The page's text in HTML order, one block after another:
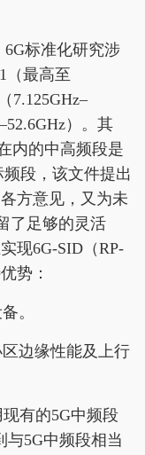
6G标准化研究涉
（最高至
7.125GHz–
）。其
内的中高频段是
段，该文件提出
方意见，又为未
了足够的灵活
现6G-SID（RP-
势：
。
边缘性能及上行
有的5G中频段
与5G中频段相当